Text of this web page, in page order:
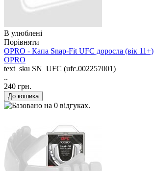
В улюблені
Порівняти
OPRO - Капа Snap-Fit UFC доросла (вік 11+)
OPRO
text_sku SN_UFC (ufc.002257001)
..
240 грн.